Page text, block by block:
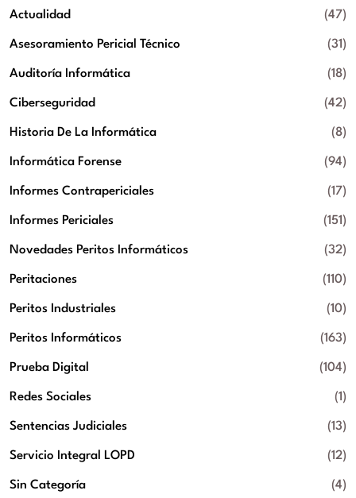
Actualidad (47)
Asesoramiento Pericial Técnico (31)
Auditoría Informática (18)
Ciberseguridad (42)
Historia De La Informática (8)
Informática Forense (94)
Informes Contrapericiales (17)
Informes Periciales (151)
Novedades Peritos Informáticos (32)
Peritaciones (110)
Peritos Industriales (10)
Peritos Informáticos (163)
Prueba Digital (104)
Redes Sociales (1)
Sentencias Judiciales (13)
Servicio Integral LOPD (12)
Sin Categoría (4)